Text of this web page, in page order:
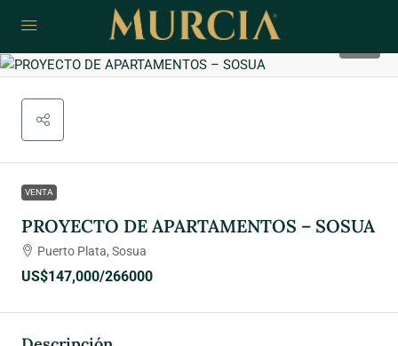
VENTA
PROYECTO DE APARTAMENTOS – SOSUA
Puerto Plata, Sosua
US$147,000/266000